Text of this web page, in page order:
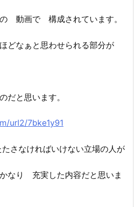
動画で 構成されています。
なぁと思わせられる部分が
と思います。
url2/7bke1y91
さなければいけない立場の人が
なり 充実した内容だと思いま